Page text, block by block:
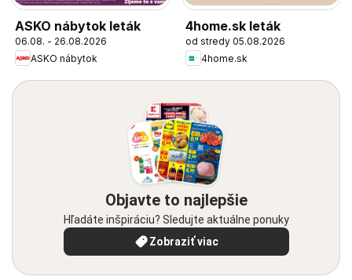
ASKO nábytok leták
06.08. - 26.08.2026
ASKO nábytok
4home.sk leták
od stredy 05.08.2026
4home.sk
Objavte to najlepšie
Hľadáte inšpiráciu? Sledujte aktuálne ponuky
Zobraziť viac